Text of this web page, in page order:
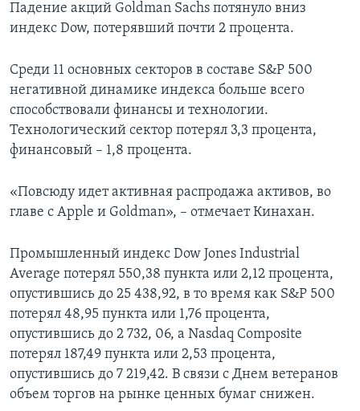
Падение акций Goldman Sachs потянуло вниз
индекс Dow, потерявший почти 2 процента.
Среди 11 основных секторов в составе S&P 500
негативной динамике индекса больше всего
способствовали финансы и технологии.
Технологический сектор потерял 3,3 процента,
финансовый – 1,8 процента.
«Повсюду идет активная распродажа активов, во
главе с Apple и Goldman», – отмечает Кинахан.
Промышленный индекс Dow Jones Industrial
Average потерял 550,38 пункта или 2,12 процента,
опустившись до 25 438,92, в то время как S&P 500
потерял 48,95 пункта или 1,76 процента,
опустившись до 2 732, 06, а Nasdaq Composite
потерял 187,49 пункта или 2,53 процента,
опустившись до 7 219,42. В связи с Днем ветеранов
объем торгов на рынке ценных бумаг снижен.